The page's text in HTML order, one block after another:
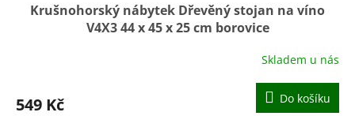
Krušnohorský nábytek Dřevěný stojan na víno
V4X3 44 x 45 x 25 cm borovice
Skladem u nás
549 Kč Do košíku